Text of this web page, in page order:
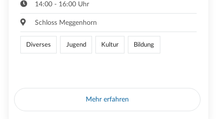
14:00 - 16:00 Uhr
Schloss Meggenhorn
Diverses Jugend Kultur Bildung
Mehr erfahren